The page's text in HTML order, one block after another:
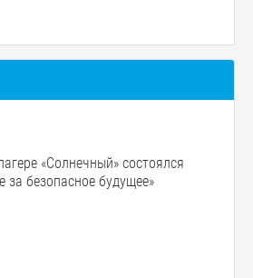
«Солнечный» состоялся
безопасное будущее»